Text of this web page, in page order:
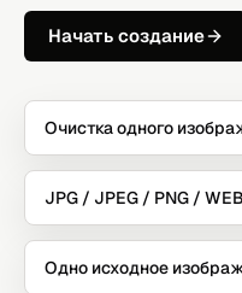
Начать создание
Очистка одного
JPG / JPEG / PNG /
Одно исходное